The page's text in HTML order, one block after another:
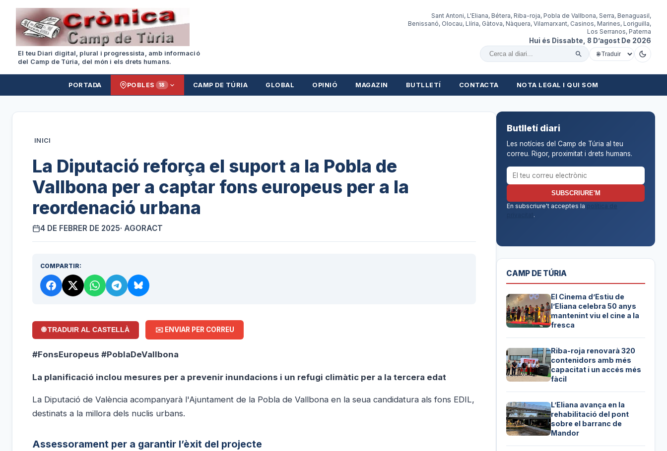
El teu Diari digital, plural i progressista, amb informació
del Camp de Túria, del món i els drets humans.
Sant Antoni, L'Eliana, Bétera, Riba-roja, Pobla de Vallbona, Serra, Benaguasil,
Benissanó, Olocau, Llíria, Gàtova, Nàquera, Vilamarxant, Casinos, Marines, Loriguilla,
Los Serranos, Paterna
Hui és Dissabte, 8 D’agost De 2026
Cercar al diari
PORTADA POBLES 18 CAMP DE TÚRIA GLOBAL OPINIÓ MAGAZIN BUTLLETÍ CONTACTA NOTA LEGAL I QUI SOM
INICI
La Diputació reforça el suport a la Pobla de
Vallbona per a captar fons europeus per a la
reordenació urbana
4 DE FEBRER DE 2025· AGORACT
COMPARTIR:
🌐 TRADUIR AL CASTELLÀ ✉️ ENVIAR PER CORREU
#FonsEuropeus #PoblaDeVallbona
La planificació inclou mesures per a prevenir inundacions i un refugi climàtic per a la tercera edat
La Diputació de València acompanyarà l'Ajuntament de la Pobla de Vallbona en la seua candidatura als fons EDIL,
destinats a la millora dels nuclis urbans.
Assessorament per a garantir l’èxit del projecte
Butlletí diari
Les notícies del Camp de Túria al teu
correu. Rigor, proximitat i drets humans.
Correu electrònic per al butlletí
SUBSCRIURE'M
En subscriure't acceptes la
política de
.
CAMP DE TÚRIA
El Cinema d’Estiu de
l’Eliana celebra 50 anys
mantenint viu el cine a la
fresca
Riba-roja renovarà 320
contenidors amb més
capacitat i un accés més
fàcil
L’Eliana avança en la
rehabilitació del pont
sobre el barranc de
Mandor